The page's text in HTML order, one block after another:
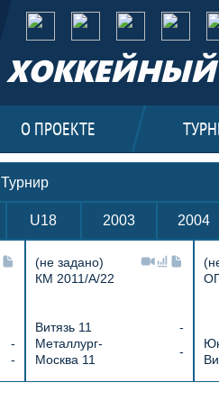
ХОККЕЙНЫЙ
О ПРОЕКТЕ
Турнир
U18 2003 2004
-
-
(не задано)
КМ 2011/А/22
Витязь 11
-
Металлург-
Москва 11
-